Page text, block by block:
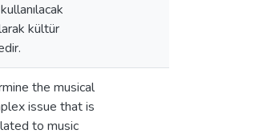
kültür
the musical
issue that is
to music